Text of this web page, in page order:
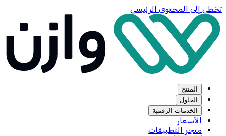
تخطي إلى المحتوى الرئيسي
المنتج
الحلول
الخدمات الرقمية
الأسعار
متجر التطبيقات